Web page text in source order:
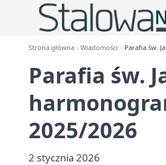
Strona główna Wiadomości Parafia św.
Parafia św.
2025/2026
2 stycznia 2026